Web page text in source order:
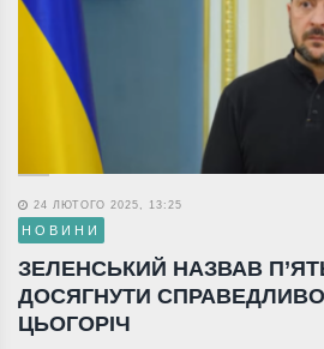
24 ЛЮТОГО 2025, 13:25
НОВИНИ
ЗЕЛЕНСЬКИЙ НАЗВАВ
ДОСЯГНУТИ
ЦЬОГОРІЧ